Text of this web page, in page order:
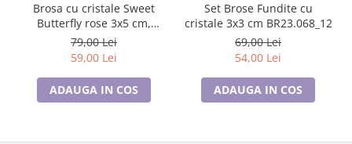
Brosa cu cristale Sweet
Butterfly rose 3x5 cm,
BR23.015, garantie 6 luni
79,00 Lei
59,00 Lei
ADAUGA IN COS
Set Brose Fundite cu
cristale 3x3 cm BR23.068_12
69,00 Lei
54,00 Lei
ADAUGA IN COS